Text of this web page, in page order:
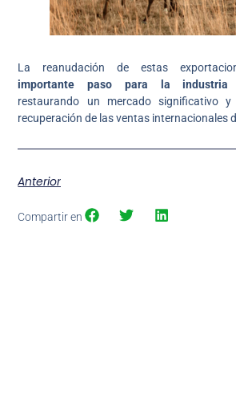
La reanudación de estas
importante paso para la industria
restaurando un mercado significativo
recuperación de las ventas internacionales
Anterior
Compartir en